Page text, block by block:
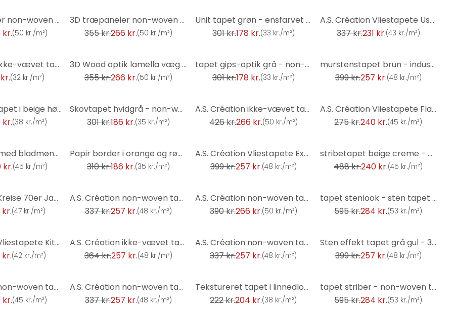
3D træpaneler non-woven tapet - Skandinavisk tapet med lameller af A.S. Creation Brown Black
kr.(50 kr./m²)
3D træpaneler non-woven tapet - naturlige træ lameller af A.S. Creation sort, moderne
355 kr.266 kr.(50 kr./m²)
Unit tapet grøn - ensfarvet - non-woven tapet A.S. Création
301 kr.178 kr.(33 kr./m²)
A.S. Création Vliestapete Used Look Tapete in Vint
337 kr.231 kr.(43 kr./m²)
A.S. Création ikke-vævet tapet il Decoro tapet - Naturstenslook, Flerfarvet, Creme, Grå
(32 kr./m²)
3D Wood optik lamella væg - non-woven tapet træpaneler af A.S. Creation tapet grå, lysegrå
355 kr.266 kr.(50 kr./m²)
tapet gips-optik grå - non-woven tapet A.S. Création
301 kr.178 kr.(33 kr./m²)
murstenstapet brun - industrielt tapet murstensvæg - fleece tapet stenoptik
399 kr.257 kr.(48 kr./m²)
Tekstureret tapet i beige hørlook - subtilt, moderne og tidløst ikke-vævet tapet
(38 kr./m²)
Skovtapet hvidgrå - non-woven tapet natur A.S. Création
301 kr.186 kr.(35 kr./m²)
A.S. Création ikke-vævet tapet il Decoro tapet Uni - Vintage
426 kr.266 kr.(50 kr./m²)
A.S. Création Vliestapete Flavour Tapete grün, weiß
275 kr.240 kr.(45 kr./m²)
Jungle tapet med bladmønster beige brun - eksotisk Ikke-vævet tapet moderne & elegant
kr.(45 kr./m²)
Papir border i orange og rød Border i blomstret design med klassisk blomstermønster
310 kr.186 kr.(35 kr./m²)
A.S. Création Vliestapete Exotic Life Tapete tropi
399 kr.257 kr.(48 kr./m²)
stribetapet beige creme - non-woven tapetkunst A.S. Création - mat og let tekstureret
488 kr.240 kr.(45 kr./m²)
Retrotapete Kreise 70er Jahre, Retro Vision Tapete aus Vlies von A.S. Création 701312, orange, gelb
(47 kr./m²)
A.S. Création non-woven tapet BOS - grafisk tapet beige, guld, metallic
337 kr.257 kr.(48 kr./m²)
A.S. Création non-woven tapet BOS - sten tapet mursten tapet mursten tapet grå, brun
390 kr.266 kr.(50 kr./m²)
tapet stenlook - sten tapet PVC-fri af A.S. Création grå hvid 386371
595 kr.284 kr.(53 kr./m²)
A.S. Création Vliestapete Kitchen Dreams grau
kr.(42 kr./m²)
A.S. Création ikke-vævet tapet il Decoro tapet - Vintage Trælook, Brun, Creme, Sort
364 kr.257 kr.(48 kr./m²)
A.S. Création non-woven tapet BOS - blomstret tapet creme, guld, beige
337 kr.257 kr.(48 kr./m²)
Sten effekt tapet grå gul - 3D sten tapet - non-woven tapet stue kontor
399 kr.257 kr.(48 kr./m²)
A.S. Création non-woven tapet BOS - tekstureret tapet grå, brun, taupe
(45 kr./m²)
A.S. Création non-woven tapet BOS - blomstret tapet grå, rosé, guld
337 kr.257 kr.(48 kr./m²)
Tekstureret tapet i linnedlook brun - subtilt Ikke-vævet tapet moderne og elegant
222 kr.204 kr.(38 kr./m²)
tapet striber - non-woven tapet landhus af A.S. Création beige hvid bæredygtig 386652
595 kr.284 kr.(53 kr./m²)